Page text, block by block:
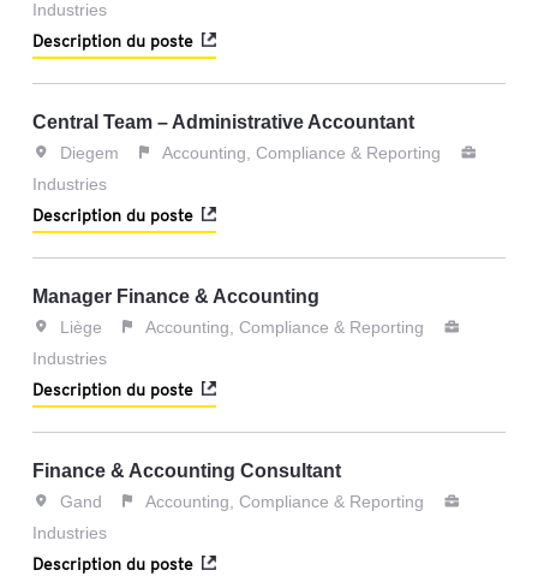
Industries
Description du poste
Central Team – Administrative Accountant
Diegem
Accounting, Compliance & Reporting
Industries
Description du poste
Manager Finance & Accounting
Liège
Accounting, Compliance & Reporting
Industries
Description du poste
Finance & Accounting Consultant
Gand
Accounting, Compliance & Reporting
Industries
Description du poste